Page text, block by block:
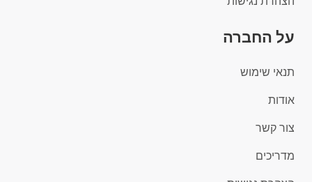
על החברה
תנאי שימוש
אודות
צור קשר
מדריכים